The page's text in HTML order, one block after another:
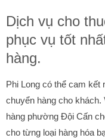
Dịch vụ cho
phục vụ tốt
hàng.
Phi Long có thể cam kết
chuyển hàng cho
hàng phường Đội Cấn
cho từng loại hàng hóa